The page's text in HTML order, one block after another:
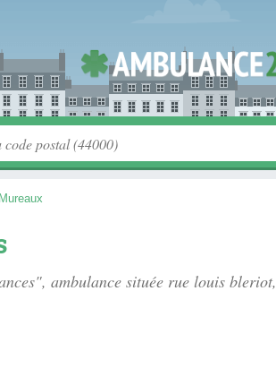
ambulance située rue louis bleriot,